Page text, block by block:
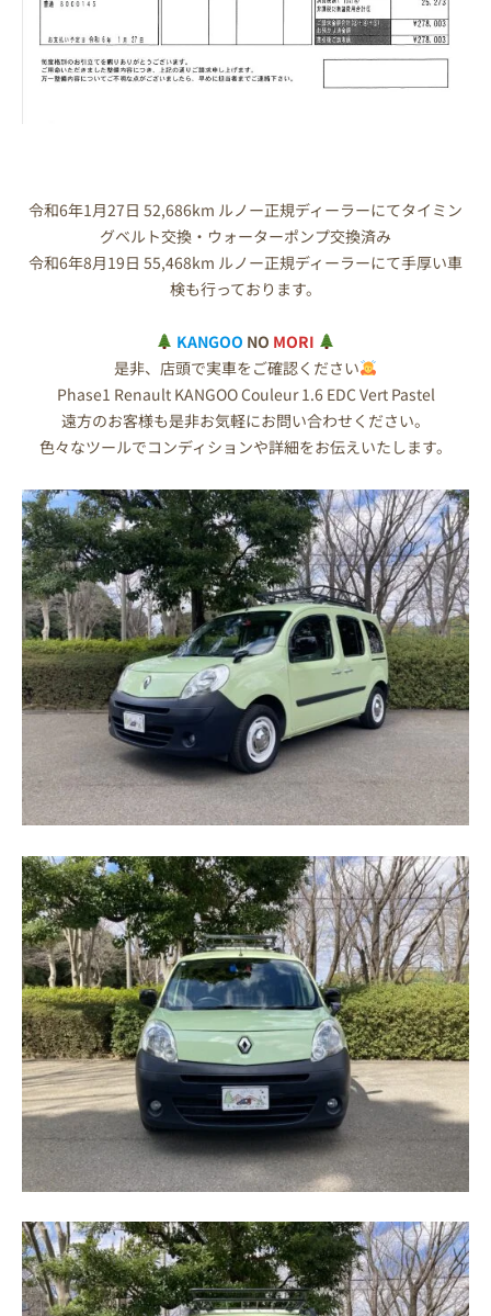
令和6年1月27日 52,686km ルノー正規ディーラーにてタイミン
グベルト交換・ウォーターポンプ交換済み
令和6年8月19日 55,468km ルノー正規ディーラーにて手厚い車
検も行っております。
KANGOO NO MORI
是非、店頭で実車をご確認ください
Phase1 Renault KANGOO Couleur 1.6 EDC Vert Pastel
遠方のお客様も是非お気軽にお問い合わせください。
色々なツールでコンディションや詳細をお伝えいたします。